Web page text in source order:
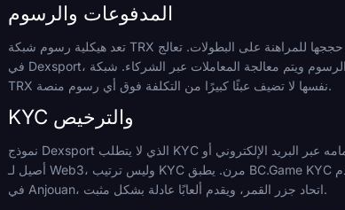
المدفوعات والرسوم
تعد هيكلية رسوم شبكة TRX واحدة من أقوى حججها للمراهنة على البطولات. تعالج Tron المعاملات بسرعة وبتكلفة منخفضة، مما يعني أن عمليات السحب لا تفقد قيمة كبيرة بسبب رسوم الغاز.
في Dexsport، تكون عمليات السحب فورية عادةً بمجرد الموافقة عليها، وتخضع لقاعدة الدوران على المبلغ المودع بحد أدنى 1.3. قد تنطبق الرسوم ويتم معالجة المعاملات عبر الشركاء. شبكة
TRX نفسها لا تضيف عبئًا كبيرًا من التكلفة فوق أي رسوم منصة.
KYC والترخيص
نموذج Dexsport الذي لا يتطلب KYC هو ميزته الهيكلية الأكثر وضوحًا. لا يتطلب التسجيل وثائق شخصية ويمكن إتمامه عبر البريد الإلكتروني أو Telegram أو محفظة متصلة. هذا اختيار تصميم
أصيل لـ Web3، وليس ترتيب KYC مرن. يطبق BC.Game KYC مرنًا. يستخدم Cloudbet التسجيل بالبريد الإلكتروني فقط. تختلف متطلبات KYC لـ Stake حسب المنطقة. Dexsport مرخص
في Anjouan، اتحاد جزر القمر، ويقدم ألعابًا عادلة بشكل مثبت.